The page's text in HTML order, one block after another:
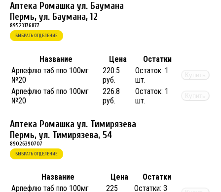
Аптека Ромашка ул. Баумана
Пермь, ул. Баумана, 12
89523176877
ВЫБРАТЬ ОТДЕЛЕНИЕ
Название Цена
Остатки
Арпефлю таб ппо 100мг
№20
220.5
руб.
Остаток: 1
шт.
Купить
Арпефлю таб ппо 100мг
№20
226.8
руб.
Остаток: 1
шт.
Купить
Аптека Ромашка ул. Тимирязева
Пермь, ул. Тимирязева, 54
89026390707
ВЫБРАТЬ ОТДЕЛЕНИЕ
Название Цена
Остатки
Арпефлю таб ппо 100мг
225
Остатки: 3